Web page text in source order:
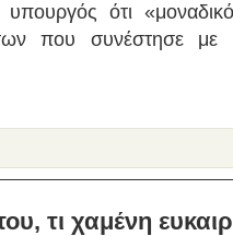
ότι
που συνέστησε
τι χαμένη